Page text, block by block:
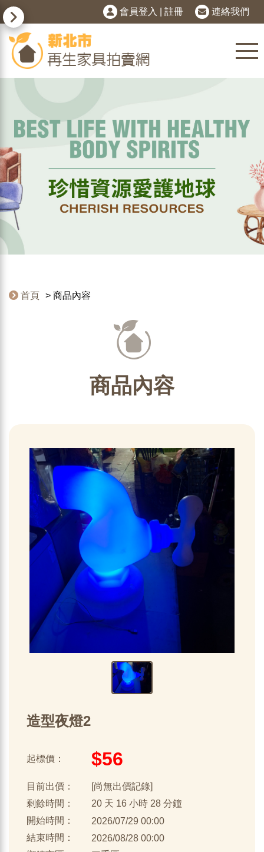
會員登入 註冊 連絡我們
首頁 商品內容
商品內容
造型夜燈2
起標價： $56
目前出價：
[尚無出價記錄]
剩餘時間：
20 天 16 小時 28 分鐘
開始時間：
2026/07/29 00:00
結束時間：
2026/08/28 00:00